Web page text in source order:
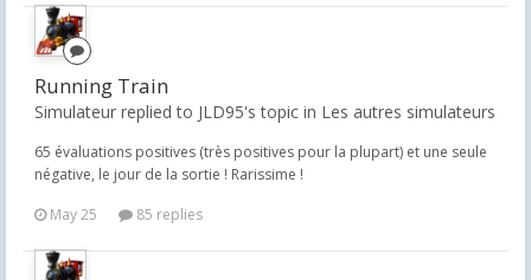
Running Train
Simulateur replied to JLD95's topic in Les autres simulateurs
65 évaluations positives (très positives pour la plupart) et une seule
négative, le jour de la sortie ! Rarissime !
May 25
85 replies